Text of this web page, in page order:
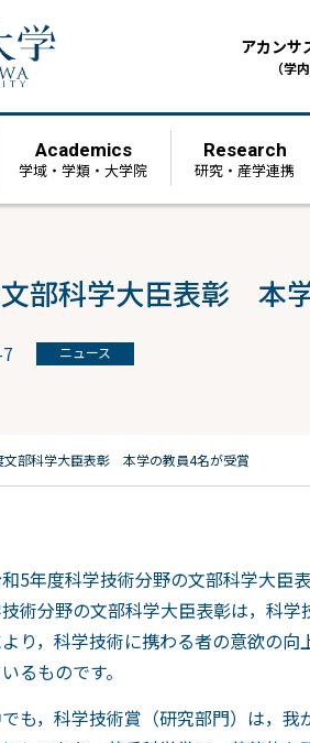
アカンサ
（学
Academics
学域・学類・大学院
Research
研究・産学連携
部科学大臣表彰 本
ニュース
文部科学大臣表彰 本学の教員4名が受賞
5年度科学技術分野の文部科学大臣
術分野の文部科学大臣表彰は，科
より，科学技術に携わる者の意欲の
るものです。
も，科学技術賞（研究部門）は，我